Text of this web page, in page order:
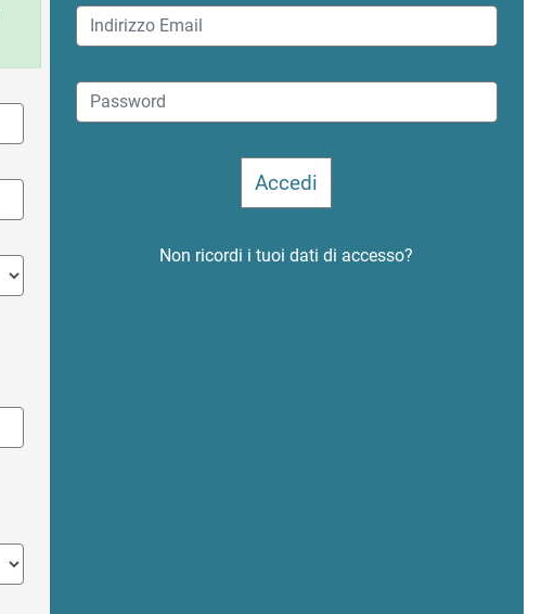
Non ricordi i tuoi dati di accesso?